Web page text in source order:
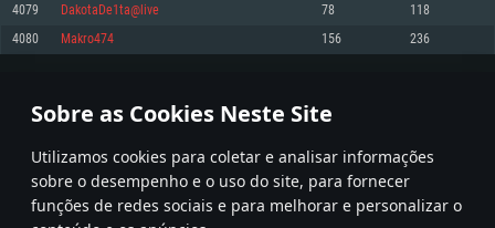
Sobre as Cookies Neste Site
Utilizamos cookies para coletar e analisar informações
sobre o desempenho e o uso do site, para fornecer
funções de redes sociais e para melhorar e personalizar o
superior, Radeon RX 570 ou superior
Disco: 75,9 GB
Network: Internet de banda larga.
Memória: 16 GB
Placa Gráfica: NVIDIA 1060 com os drivers mais recentes (não mais de 6
meses) / equivalentes AMD (Radeon RX 570) com os drivers mais recentes
Network: Internet de banda larga.
4079 DakotaDe1ta@live 78 118
4080 Makro474 156 236